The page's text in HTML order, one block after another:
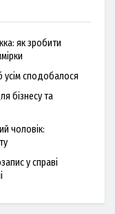
як зробити
усім сподобалося
бізнесу та
чоловік:
у справі